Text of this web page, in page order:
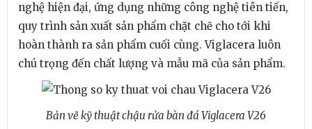
nghệ hiện đại, ứng dụng những công nghệ tiên tiến,
quy trình sản xuất sản phẩm chặt chẽ cho tới khi
hoàn thành ra sản phẩm cuối cùng. Viglacera luôn
chú trọng đến chất lượng và mẫu mã của sản phẩm.
Bản vẽ kỹ thuật chậu rửa bàn đá Viglacera V26